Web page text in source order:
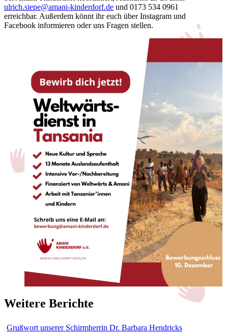
ulrich.siepe@amani-kinderdorf.de und 0173 534 0961
erreichbar. Außerdem könnt ihr euch über Instagram und
Facebook informieren oder uns Fragen stellen.
Weitere Berichte
Grußwort unserer Schirmherrin Dr. Barbara Hendricks